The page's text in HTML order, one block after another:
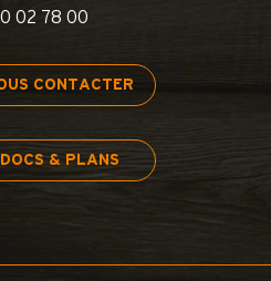
02 78 00
CONTACTER
DOCS & PLANS